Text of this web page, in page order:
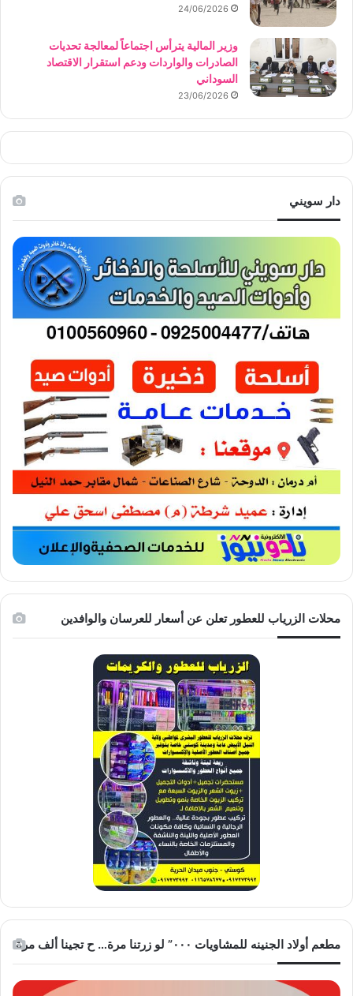
24/06/2026
وزير المالية يترأس اجتماعاً لمعالجة تحديات
الصادرات والواردات ودعم استقرار الاقتصاد
السوداني
23/06/2026
دار سويني
محلات الزرياب للعطور تعلن عن أسعار للعرسان والوافدين
مطعم أولاد الجنينه للمشاويات ٠٠٠” لو زرتنا مرة… ح تجينا ألف مرة